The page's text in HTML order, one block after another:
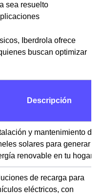
sea resuelto
Iberdrola ofrece
buscan optimizar
Descripción
y mantenimiento de
solares para generar
renovable en tu hogar.
de recarga para
eléctricos, con